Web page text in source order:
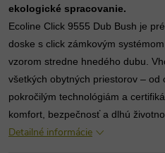
ekologické spracovanie.
Ecoline Click 9555 Dub Bush je
doske s click zámkovým
vzorom stredne hnedého dubu.
všetkých obytných priestorov – od
pokročilým technológiám a
komfort, bezpečnosť a dlhú
Detailné informácie